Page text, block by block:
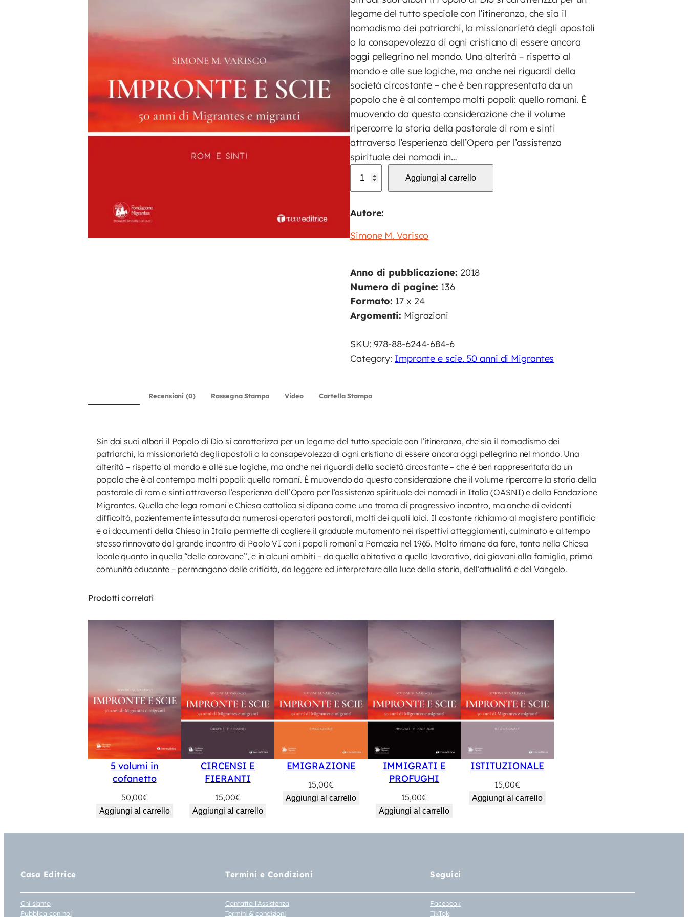
legame del tutto speciale con l’itineranza, che sia il
nomadismo dei patriarchi, la missionarietà degli apostoli
o la consapevolezza di ogni cristiano di essere ancora
oggi pellegrino nel mondo. Una alterità – rispetto al
mondo e alle sue logiche, ma anche nei riguardi della
società circostante – che è ben rappresentata da un
popolo che è al contempo molti popoli: quello romaní. È
muovendo da questa considerazione che il volume
ripercorre la storia della pastorale di rom e sinti
attraverso l’esperienza dell’Opera per l’assistenza
spirituale dei nomadi in…
E
I
T
I
q
u
n
t
à
Aggiungi al carrello
Autore:
Simone M. Varisco
Anno di pubblicazione: 2018
Numero di pagine: 136
Formato: 17 x 24
Argomenti: Migrazioni
SKU: 978-88-6244-684-6
Category: Impronte e scie. 50 anni di Migrantes
Recensioni (0) Rassegna Stampa Video Cartella Stampa
Sin dai suoi albori il Popolo di Dio si caratterizza per un legame del tutto speciale con l’itineranza, che sia il nomadismo dei
patriarchi, la missionarietà degli apostoli o la consapevolezza di ogni cristiano di essere ancora oggi pellegrino nel mondo. Una
alterità – rispetto al mondo e alle sue logiche, ma anche nei riguardi della società circostante – che è ben rappresentata da un
popolo che è al contempo molti popoli: quello romaní. È muovendo da questa considerazione che il volume ripercorre la storia della
pastorale di rom e sinti attraverso l’esperienza dell’Opera per l’assistenza spirituale dei nomadi in Italia (OASNI) e della Fondazione
Migrantes. Quella che lega romaní e Chiesa cattolica si dipana come una trama di progressivo incontro, ma anche di evidenti
difficoltà, pazientemente intessuta da numerosi operatori pastorali, molti dei quali laici. Il costante richiamo al magistero pontificio
e ai documenti della Chiesa in Italia permette di cogliere il graduale mutamento nei rispettivi atteggiamenti, culminato e al tempo
stesso rinnovato dal grande incontro di Paolo VI con i popoli romaní a Pomezia nel 1965. Molto rimane da fare, tanto nella Chiesa
locale quanto in quella “delle carovane”, e in alcuni ambiti – da quello abitativo a quello lavorativo, dai giovani alla famiglia, prima
comunità educante – permangono delle criticità, da leggere ed interpretare alla luce della storia, dell’attualità e del Vangelo.
Prodotti correlati
5 volumi in
cofanetto
50,00€
Aggiungi al carrello
CIRCENSI E
FIERANTI
15,00€
Aggiungi al carrello
EMIGRAZIONE
15,00€
Aggiungi al carrello
IMMIGRATI E
PROFUGHI
15,00€
Aggiungi al carrello
ISTITUZIONALE
15,00€
Aggiungi al carrello
Casa Editrice
Chi siamo
Pubblica con noi
Termini e Condizioni
Contatta l’Assistenza
Termini & condizioni
Seguici
Facebook
TikTok